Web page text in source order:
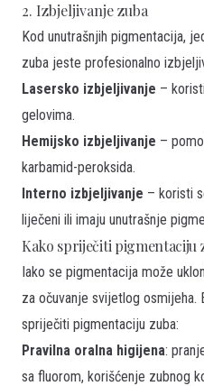
2. Izbjeljivanje zuba
Kod unutrašnjih pigmentacija,
zuba jeste profesionalno
Lasersko izbjeljivanje –
gelovima.
Hemijsko izbjeljivanje –
karbamid-peroksida.
Interno izbjeljivanje – koristi
liječeni ili imaju unutrašnje
Kako spriječiti pigmentaciju
Iako se pigmentacija može
za očuvanje svijetlog osmijeha.
spriječiti pigmentaciju zuba:
Pravilna oralna higijena:
sa fluorom, korišćenje zubnog